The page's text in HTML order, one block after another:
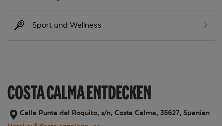
Sport und Wellness
COSTA CALMA ENTDECKEN
Calle Punta del Roquito, s/n, Costa Calma, 35627, Spanien